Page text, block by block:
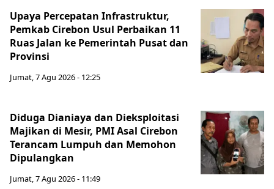
Upaya Percepatan Infrastruktur,
Pemkab Cirebon Usul Perbaikan 11
Ruas Jalan ke Pemerintah Pusat dan
Provinsi
Jumat, 7 Agu 2026 - 12:25
Diduga Dianiaya dan Dieksploitasi
Majikan di Mesir, PMI Asal Cirebon
Terancam Lumpuh dan Memohon
Dipulangkan
Jumat, 7 Agu 2026 - 11:49